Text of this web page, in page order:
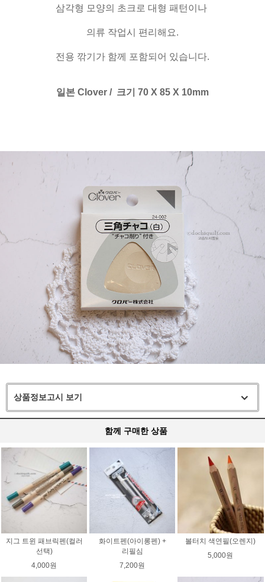
삼각형 모양의 초크로 대형 패턴이나
의류 작업시 편리해요.
전용 깎기가 함께 포함되어 있습니다.
일본 Clover / 크기 70 X 85 X 10mm
상품정보고시 보기
함께 구매한 상품
지그 트윈 패브릭펜(컬러
선택)
4,000원
화이트펜(아이롱펜) +
리필심
7,200원
볼터치 색연필(오렌지)
5,000원